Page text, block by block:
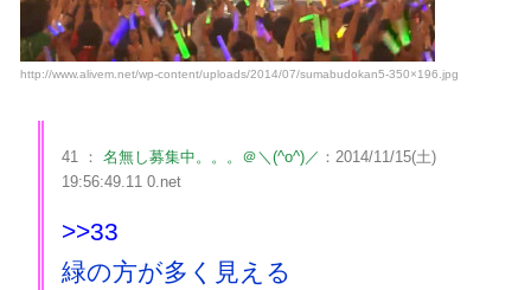
http://www.alivem.net/wp-content/uploads/2014/07/sumabudokan5-350×196.jpg
41 ： 名無し募集中。。。＠＼(^o^)／ ：2014/11/15(土)
19:56:49.11 0.net
>>33
緑の方が多く見える